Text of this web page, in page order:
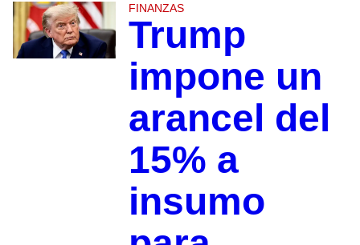
FINANZAS
Trump
impone un
arancel del
15% a
insumo